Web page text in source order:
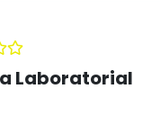
Laboratorial